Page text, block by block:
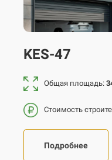
KES-47
Общая площадь:
Стоимость
Подробнее